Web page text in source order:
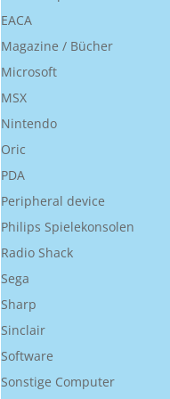
EACA
Magazine / Bücher
Microsoft
MSX
Nintendo
Oric
PDA
Peripheral device
Philips Spielekonsolen
Radio Shack
Sega
Sharp
Sinclair
Software
Sonstige Computer